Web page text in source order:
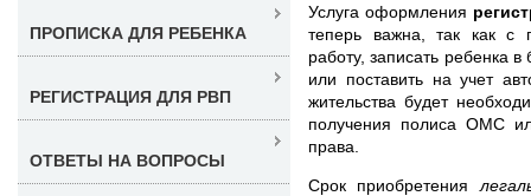
Услуга оформления
теперь важна, так как с
работу, записать ребенка
или поставить на учет
жительства будет
получения полиса ОМС
права.
Срок приобретения
ПРОПИСКА ДЛЯ РЕБЕНКА
РЕГИСТРАЦИЯ ДЛЯ РВП
ОТВЕТЫ НА ВОПРОСЫ